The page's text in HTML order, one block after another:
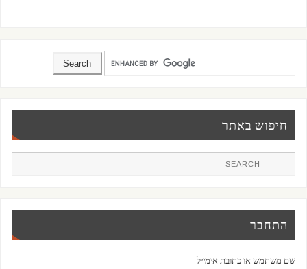
חיפוש באתר
התחבר
שם משתמש או כתובת אימייל